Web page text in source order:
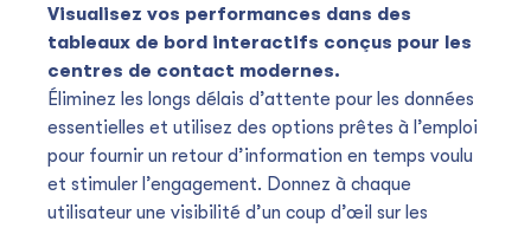
Visualisez vos performances dans des
tableaux de bord interactifs conçus pour les
centres de contact modernes.
Éliminez les longs délais d’attente pour les données
essentielles et utilisez des options prêtes à l’emploi
pour fournir un retour d’information en temps voulu
et stimuler l’engagement. Donnez à chaque
utilisateur une visibilité d’un coup d’œil sur les